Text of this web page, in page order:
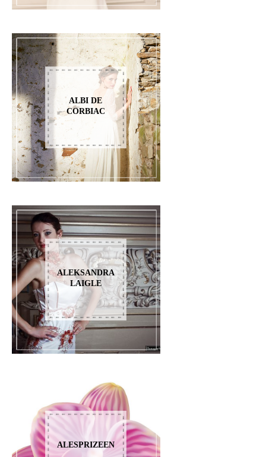
ALBI DE
CORBIAC
ALEKSANDRA
LAIGLE
ALESPRIZEEN